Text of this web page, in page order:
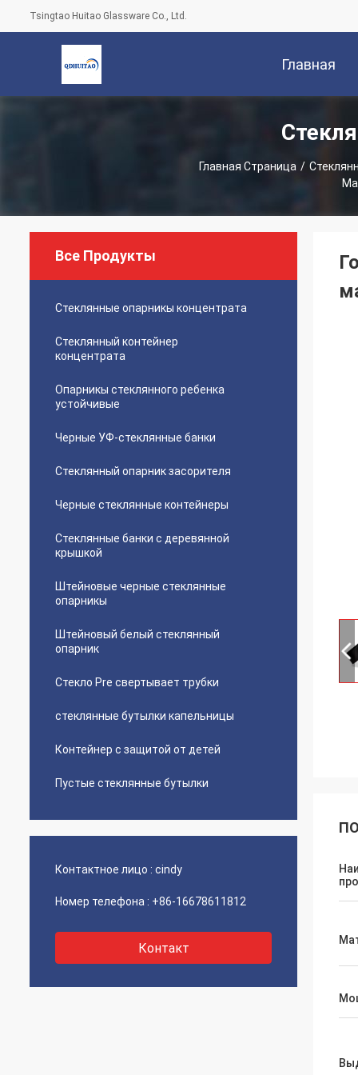
Tsingtao Huitao Glassware Co., Ltd.
Главная
Страница
Главная Страница /
Все Продукты
Стеклянные опарникы концентрата
Стеклянный контейнер
концентрата
Опарникы стеклянного ребенка
устойчивые
Черные УФ-стеклянные банки
Стеклянный опарник засорителя
Черные стеклянные контейнеры
Стеклянные банки с деревянной
крышкой
Штейновые черные стеклянные
опарникы
Штейновый белый стеклянный
опарник
Стекло Pre свертывает трубки
стеклянные бутылки капельницы
Контейнер с защитой от детей
Пустые стеклянные бутылки
Контактное лицо : cindy
Номер телефона : +86-16678611812
Контакт